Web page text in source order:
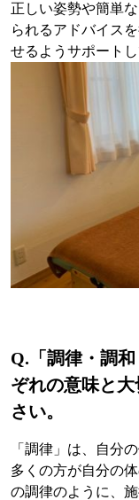
正しい姿勢や簡単
られるアドバイス
せるようサポートし
Q. 「調律・調
ぞれの意味と
さい。
「調律」は、自分
多くの方が自分の
の調律のように、